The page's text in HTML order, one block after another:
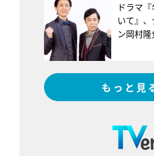
ドラマ
いて』、
ン岡村
もっと見